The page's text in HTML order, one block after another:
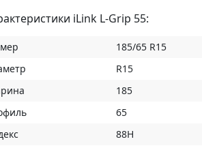
iLink L-Grip 55:
185/65 R15
R15
185
65
88H